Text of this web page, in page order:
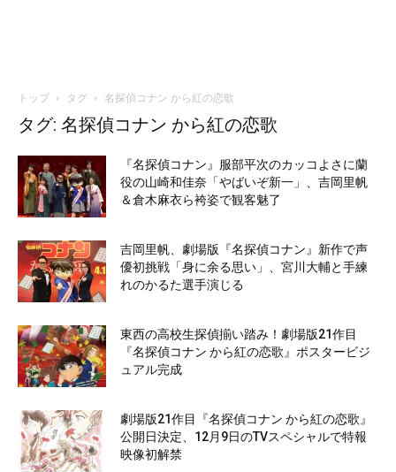
トップ タグ 名探偵コナン から紅の恋歌
タグ: 名探偵コナン から紅の恋歌
『名探偵コナン』服部平次のカッコよさに蘭
役の山崎和佳奈「やばいぞ新一」、吉岡里帆
＆倉木麻衣ら袴姿で観客魅了
吉岡里帆、劇場版『名探偵コナン』新作で声
優初挑戦「身に余る思い」、宮川大輔と手練
れのかるた選手演じる
東西の高校生探偵揃い踏み！劇場版21作目
『名探偵コナン から紅の恋歌』ポスタービジ
ュアル完成
劇場版21作目『名探偵コナン から紅の恋歌』
公開日決定、12月9日のTVスペシャルで特報
映像初解禁